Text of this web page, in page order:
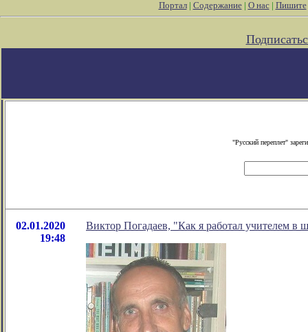
Портал| Содержание| О нас| Пишите
"Русский переплет"
02.01.2020
19:48
Виктор Погадаев, "Как я работал учителем в